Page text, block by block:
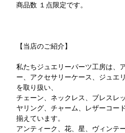
商品数 １点限定です。
【当店のご紹介】
私たちジュエリーパーツ工房は、
ー、アクセサリーケース、ジュエ
を取り扱い、
チェーン、ネックレス、ブレスレ
ヤリング、チャーム、レザーコー
揃えています。
アンティーク、花、星、ヴィンテ